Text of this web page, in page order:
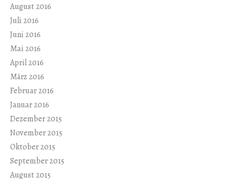
August 2016
Juli 2016
Juni 2016
Mai 2016
April 2016
März 2016
Februar 2016
Januar 2016
Dezember 2015
November 2015
Oktober 2015
September 2015
August 2015